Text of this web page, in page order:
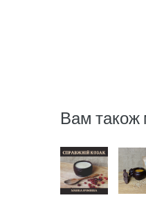
Вам також